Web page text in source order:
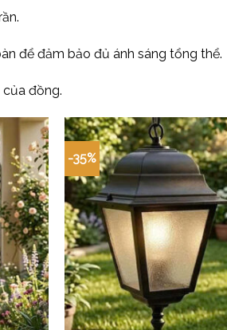
để đảm bảo đủ ánh sáng tổng thể.
đồng.
-35%